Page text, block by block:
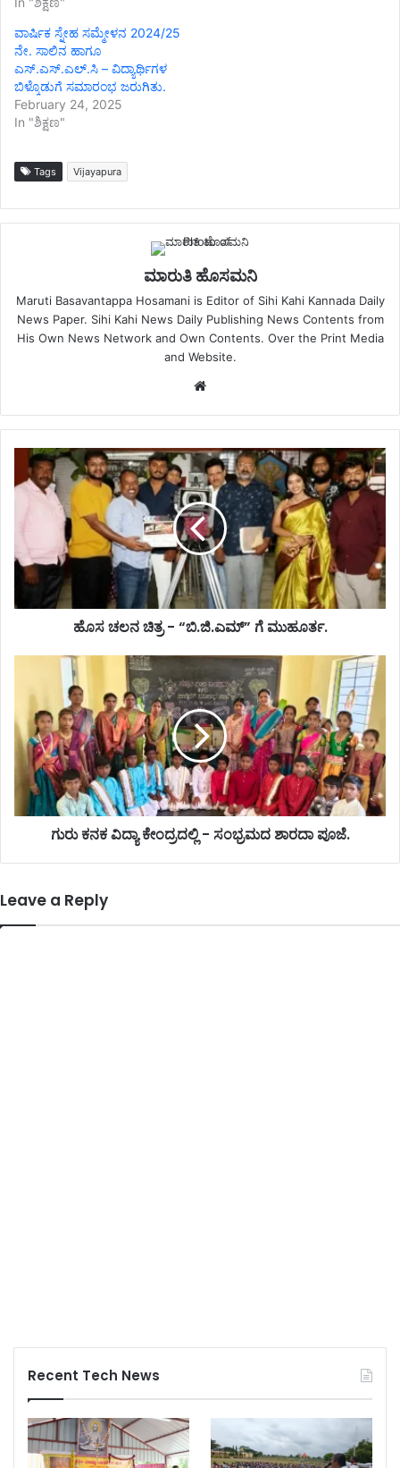
ವಾರ್ಷಿಕ ಸ್ನೇಹ ಸಮ್ಮೇಳನ 2024/25
ನೇ. ಸಾಲಿನ ಹಾಗೂ
ಎಸ್.ಎಸ್.ಎಲ್.ಸಿ – ವಿದ್ಯಾರ್ಥಿಗಳ
ಬಿಳ್ಕೊಡುಗೆ ಸಮಾರಂಭ ಜರುಗಿತು.
February 24, 2025
In "ಶಿಕ್ಷಣ"
Tags Vijayapura
ಮಾರುತಿ ಹೊಸಮನಿ
Maruti Basavantappa Hosamani is Editor of Sihi Kahi Kannada Daily
News Paper. Sihi Kahi News Daily Publishing News Contents from
His Own News Network and Own Contents. Over the Print Media
and Website.
Website
ಹೊಸ ಚಲನ ಚಿತ್ರ - “ಬಿ.ಜಿ.ಎಮ್” ಗೆ ಮುಹೂರ್ತ.
ಗುರು ಕನಕ ವಿದ್ಯಾ ಕೇಂದ್ರದಲ್ಲಿ - ಸಂಭ್ರಮದ ಶಾರದಾ ಪೂಜೆ.
Leave a Reply
Recent Tech News